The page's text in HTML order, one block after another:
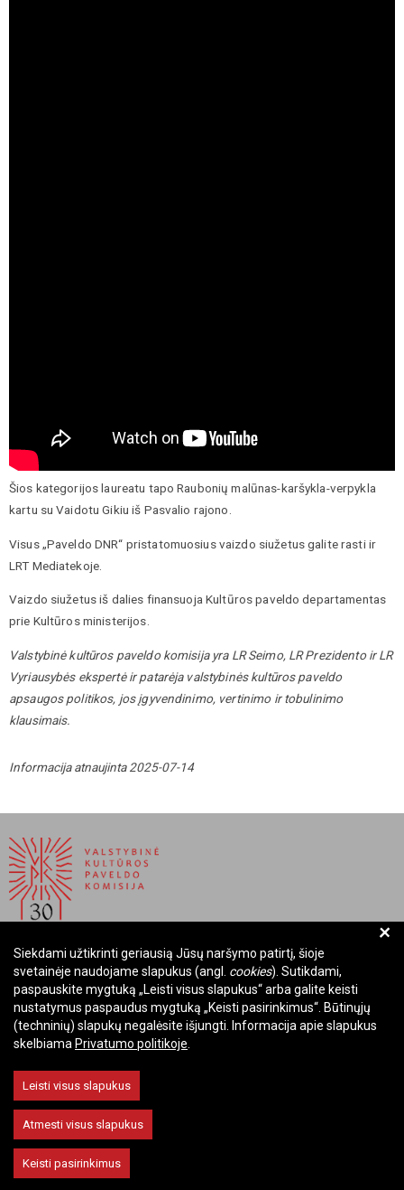
Šios kategorijos laureatu tapo Raubonių malūnas-karšykla-verpykla
kartu su Vaidotu Gikiu iš Pasvalio rajono.
Visus „Paveldo DNR“ pristatomuosius vaizdo siužetus galite rasti ir
LRT Mediatekoje.
Vaizdo siužetus iš dalies finansuoja Kultūros paveldo departamentas
prie Kultūros ministerijos.
Valstybinė kultūros paveldo komisija yra LR Seimo, LR Prezidento ir LR
Vyriausybės ekspertė ir patarėja valstybinės kultūros paveldo
apsaugos politikos, jos įgyvendinimo, vertinimo ir tobulinimo
klausimais.
Informacija atnaujinta 2025-07-14
BIUDŽETINĖ ĮSTAIGA LIETUVOS RESPUBLIKOS
VALSTYBINĖ KULTŪROS PAVELDO KOMISIJA
Įmonės kodas: Juridinių asmenų registre 288700520
Adresas: Rūdninkų g. 13, 01135 Vilnius
El. paštas: komisija@vkpk.lt
BENDRAUKIME
+
Siekdami užtikrinti geriausią Jūsų naršymo patirtį, šioje
svetainėje naudojame slapukus (angl. cookies). Sutikdami,
paspauskite mygtuką „Leisti visus slapukus“ arba galite keisti
nustatymus paspaudus mygtuką „Keisti pasirinkimus“. Būtinųjų
(techninių) slapukų negalėsite išjungti. Informacija apie slapukus
skelbiama Privatumo politikoje
Leisti visus slapukus
Atmesti visus slapukus
Keisti pasirinkimus